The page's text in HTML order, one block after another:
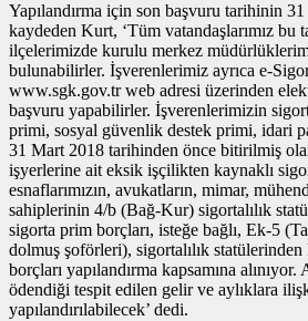
Yapılandırma için son başvuru tarihinin
kaydeden Kurt, ‘Tüm vatandaşlarımız bu
ilçelerimizde kurulu merkez
bulunabilirler. İşverenlerimiz ayrıca e-
www.sgk.gov.tr web adresi üzerinden
başvuru yapabilirler. İşverenlerimizin
primi, sosyal güvenlik destek primi, idari
31 Mart 2018 tarihinden önce bitirilmiş
işyerlerine ait eksik işçilikten kaynaklı
esnaflarımızın, avukatların, mimar,
sahiplerinin 4/b (Bağ-Kur) sigortalılık
sigorta prim borçları, isteğe bağlı, Ek-5
dolmuş şoförleri), sigortalılık
borçları yapılandırma kapsamına
ödendiği tespit edilen gelir ve aylıklara
yapılandırılabilecek’ dedi.